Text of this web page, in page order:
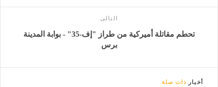
التالى
تحطم مقاتلة أميركية من طراز "إف-35" - بوابة المدينة
برس
أخبار ذات صلة